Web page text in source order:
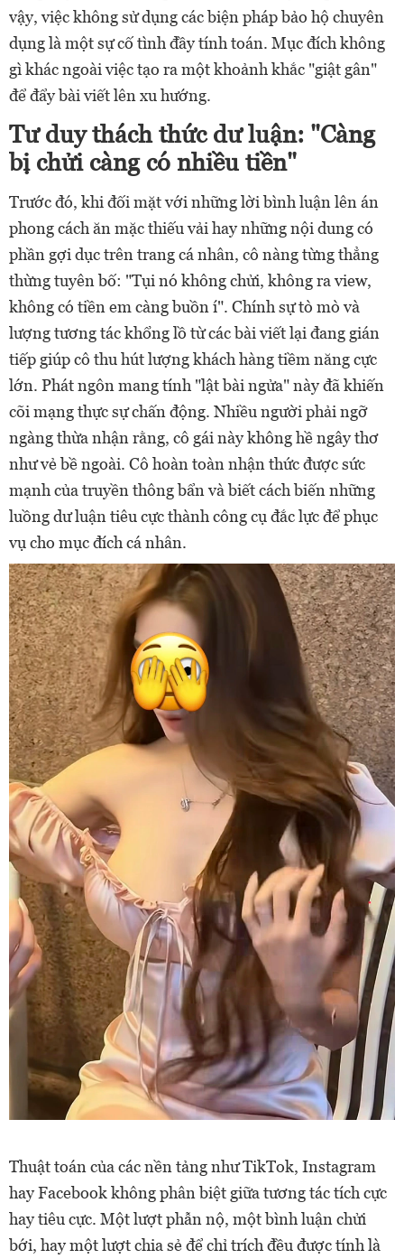
vậy, việc không sử dụng các biện pháp bảo hộ chuyên
dụng là một sự cố tình đầy tính toán. Mục đích không
gì khác ngoài việc tạo ra một khoảnh khắc "giật gân"
để đẩy bài viết lên xu hướng.
Tư duy thách thức dư luận: "Càng
bị chửi càng có nhiều tiền"
Trước đó, khi đối mặt với những lời bình luận lên án
phong cách ăn mặc thiếu vải hay những nội dung có
phần gợi dục trên trang cá nhân, cô nàng từng thẳng
thừng tuyên bố: "Tụi nó không chửi, không ra view,
không có tiền em càng buồn í". Chính sự tò mò và
lượng tương tác khổng lồ từ các bài viết lại đang gián
tiếp giúp cô thu hút lượng khách hàng tiềm năng cực
lớn. Phát ngôn mang tính "lật bài ngửa" này đã khiến
cõi mạng thực sự chấn động. Nhiều người phải ngỡ
ngàng thừa nhận rằng, cô gái này không hề ngây thơ
như vẻ bề ngoài. Cô hoàn toàn nhận thức được sức
mạnh của truyền thông bẩn và biết cách biến những
luồng dư luận tiêu cực thành công cụ đắc lực để phục
vụ cho mục đích cá nhân.
Thuật toán của các nền tảng như TikTok, Instagram
hay Facebook không phân biệt giữa tương tác tích cực
hay tiêu cực. Một lượt phẫn nộ, một bình luận chửi
bới, hay một lượt chia sẻ để chỉ trích đều được tính là